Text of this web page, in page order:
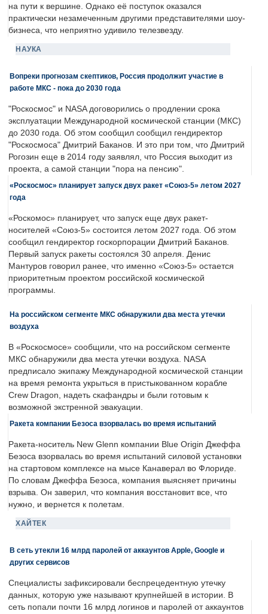
на пути к вершине. Однако её поступок оказался
практически незамеченным другими представителями шоу-
бизнеса, что неприятно удивило телезвезду.
НАУКА
Вопреки прогнозам скептиков, Россия продолжит участие в
работе МКС - пока до 2030 года
"Роскосмос" и NASA договорились о продлении срока
эксплуатации Международной космической станции (МКС)
до 2030 года. Об этом сообщил сообщил гендиректор
"Роскосмоса" Дмитрий Баканов. И это при том, что Дмитрий
Рогозин еще в 2014 году заявлял, что Россия выходит из
проекта, а самой станции "пора на пенсию".
«Роскосмос» планирует запуск двух ракет «Союз-5» летом 2027
года
«Роскомос» планирует, что запуск еще двух ракет-
носителей «Союз-5» состоится летом 2027 года. Об этом
сообщил гендиректор госкорпорации Дмитрий Баканов.
Первый запуск ракеты состоялся 30 апреля. Денис
Мантуров говорил ранее, что именно «Союз-5» остается
приоритетным проектом российской космической
программы.
На российском сегменте МКС обнаружили два места утечки
воздуха
В «Роскосмосе» сообщили, что на российском сегменте
МКС обнаружили два места утечки воздуха. NASA
предписало экипажу Международной космической станции
на время ремонта укрыться в пристыкованном корабле
Crew Dragon, надеть скафандры и были готовым к
возможной экстренной эвакуации.
Ракета компании Безоса взорвалась во время испытаний
Ракета-носитель New Glenn компании Blue Origin Джеффа
Безоса взорвалась во время испытаний силовой установки
на стартовом комплексе на мысе Канаверал во Флориде.
По словам Джеффа Безоса, компания выясняет причины
взрыва. Он заверил, что компания восстановит все, что
нужно, и вернется к полетам.
ХАЙТЕК
В сеть утекли 16 млрд паролей от аккаунтов Apple, Google и
других сервисов
Специалисты зафиксировали беспрецедентную утечку
данных, которую уже называют крупнейшей в истории. В
сеть попали почти 16 млрд логинов и паролей от аккаунтов